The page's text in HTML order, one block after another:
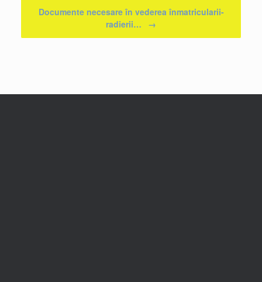
Documente necesare în vederea înmatricularii-
radierii…
→